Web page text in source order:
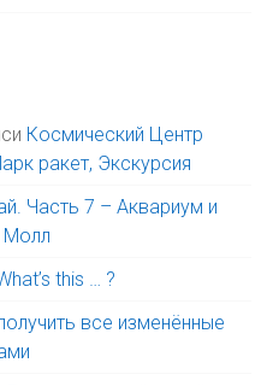
Космический Центр
ракет, Экскурсия
Часть 7 – Аквариум и
Молл
this … ?
все изменённые